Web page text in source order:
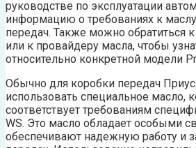
руководстве по эксплуатации
информацию о требованиях к
передач. Также можно обратиться
или к провайдеру масла, чтобы
относительно конкретной модели
Обычно для коробки передач
использовать специальное масло,
соответствует требованиям
WS. Это масло обладает особыми
обеспечивают надежную работу и